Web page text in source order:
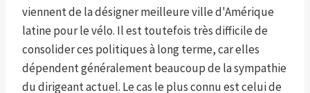
viennent de la désigner meilleure ville d'Amérique
latine pour le vélo. Il est toutefois très difficile de
consolider ces politiques à long terme, car elles
dépendent généralement beaucoup de la sympathie
du dirigeant actuel. Le cas le plus connu est celui de